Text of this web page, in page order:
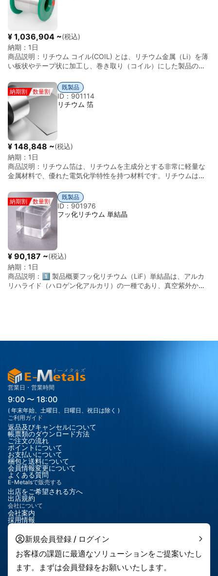
標準的な高純度グレードです。 リチウム（Li）板 3N の一般的な
特性： ・純度：99.9%（3N） ・外観：銀白色（非常に柔らか
い） ・密度：約 0.534 g/cm³ ・融点：約 180.5℃ 特徴： ・非常
に軽い ・ナイフで切れるほど柔らかい ・空気中で急速に酸化・変
色 ・水分と激しく反応し発火の恐れ 主な用途： ・電池材料研究
（全固体電池、Li金属負極） ・蒸着・真空材料研究 ・合金・反応
試験 ・基礎研究用途 ※ 量産用途ではなく、研究・評価用途が中心
です。 取扱い・梱包上の注意（非常に重要）： ・完全油中封入
（Ar） ・空気・湿気・水と完全遮断 ・開封・加工は 乾燥アルゴ
ン雰囲気推奨 ・航空輸送は制限される場合あり
¥ 1,036,904 ~(税込)
納期： 1日
商品説明： リチウム コイル(COIL) とは、リチウム金属（Li）を薄
い板状やテープ状に加工し、巻き取り（コイル）にした製品のこ
です。 1. 材質 ・リチウム（Li） ・比重：約0.534 g/cm³（非常に
軽い金属で、最軽量の金属） ・軟らかく、ナイフで切れるほど延
性がある ・高い化学反応性（空気中で酸化しやすく、水に触れる
と発熱・水素発生） ・電気・熱伝導性は良好 安全面： ・空気中
では酸化膜を形成するため保護が必要 ・一般的に油や不活性ガス
（アルゴン）で保護された状態で出荷される 2. 形状・仕様 ・コイ
ル形状 ・薄い板やテープ状に加工したものを巻き取った状態 ・厚
みや幅は用途に応じてカスタマイズ可能 例：厚み0.1～1 mm、幅
数mm～数cm、長さ数メートル～数十メートル 加工性： ・柔らか
く容易に曲げ加工できる ・切断やスタンピング加工も可能 ・高い
反応性のため、乾燥・不活性雰囲気下での加工が必要 3. 主な用途
たアルミやマグネシウム合金） ・化学試薬としての用途（有機リ
チウム化合物の原料） ・軽量化金属部材（宇宙・航空用途）
納期割 数量割
既製品
ID：901114
リチウム 箔
¥ 148,848 ~(税込)
納期： 1日
商品説明： リチウム箔は、リチウムを主成分とする非常に軽量な
金属材料で、優れた電気化学特性を持つ材料です。リチウムは金
まな研究用途や電子材料分野で利用されています。 本製品は非常
に薄い箔状に加工された材料で、柔らかく加工性に優れているの
が特徴です。主に電池材料、研究開発用途、電子材料、実験用途
など幅広い分野で使用されています。特にエネルギー関連分野で
は重要な材料の一つとして利用されています。 また、用途や条件
に応じてさまざまな厚みやサイズでの提供が可能で、研究機関や
産業用途における試験材料としても適した材料です。
納期割 数量割
既製品
ID：901976
フッ化リチウム 単結晶
¥ 90,187 ~(税込)
納期： 1日
商品説明：
1️⃣ 製品概要フッ化リチウム（LiF）単結晶は、アルカ
リハライド（ハロゲン化アルカリ）の一種であり、真空紫外から
射線による色中心形成を利用した熱ルミネッセンス線量計
度)結晶構造岩塩（NaCl）構造格子定数$4.027$ Å(X線分光に適し
た面間隔)透過範囲約 $0.12 \mu m \sim 7.0 \mu m$(真空紫外域の
王者)屈折率 ($n_d$)約 $1.39$(低屈折率材料)外観無色透明(湿気
にやや弱い)3️⃣ 主な特性とメリット究極の短波長透過性:
121.6nm（ライマンα線）を含む真空紫外域で高い透過率を示すた
め、宇宙観測装置や半導体露光装置の光学系に最適です。優れたX
線分光能: 結晶の面間隔が精密に制御されているため、軟X線領域
の高精度な分光素子（モノクロメータ）として機能します。低い
屈折率: 多くの光学ガラスよりも屈折率が低いため、特殊なレンズ
設計や多層膜コーティングの低屈折率層としての研究にも用いら
れます。放射線感度（熱ルミネッセンス）: 放射線を受けると結晶
内に「色中心（F-center）」が形成され、加熱時に光を放つ性質
があるため、個人被ばく線量計の感熱素子として利用されます。
良好な劈開性: (100)面に沿って非常にきれいに劈開するため、実
験直前に新鮮で平坦な結晶表面を得ることが容易です。4️⃣ 主な用
途分野用途例光学・レーザーVUV分光器用窓材、エキシマレーザ
ー（ArF, KrF）用光学素子、プリズム分析・計測X線分光素子（モ
ノクロメータ）、中性子回折用単結晶放射線管理熱ルミネッセン
ス線量計（TLD）の素子（LiF:Mg,Ti等）表面科学走査型探針顕微
鏡（SPM）の基板、原子・分子の散乱実験用ターゲット薄膜・デ
バイス有機EL（OLED）の電子注入層用材料（蒸着材）、エピタ
キシャル基板5️⃣ 加工と仕上げの状態LiFは水に溶けやすく、熱衝
撃に弱いため、加工には細心の注意を払います。育成方法: 主にブ
営業日・営業時間
9:00 〜 18:00
( 年末年始、土曜日、日曜日、祝日は除く )
ご利用ガイド
返品及びキャンセルについて
帳票類のダウンロード方法
ご注文の流れ
ポイントについて
お支払いについて
梱包と送料について
会員情報変更について
よくある質問
E-Metalsで販売する
出店をご希望される方へ
出店規約
会社について
会社案内
採用情報
新規会員登録 / ログイン
お客様の課題に最適なソリューションをご提案いたし
ます。まずは会員登録をお願いいたします。